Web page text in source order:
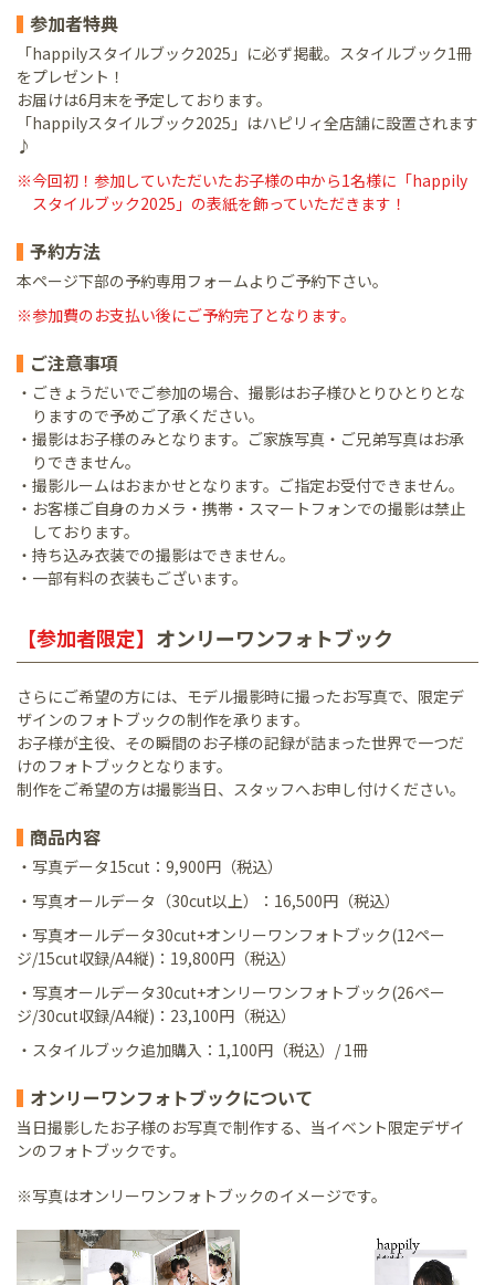
参加者特典
「happilyスタイルブック2025」に必ず掲載。スタイルブック1冊
をプレゼント！
お届けは6月末を予定しております。
「happilyスタイルブック2025」はハピリィ全店舗に設置されます
♪
※今回初！参加していただいたお子様の中から1名様に「happily
スタイルブック2025」の表紙を飾っていただきます！
予約方法
本ページ下部の予約専用フォームよりご予約下さい。
※参加費のお支払い後にご予約完了となります。
ご注意事項
・ごきょうだいでご参加の場合、撮影はお子様ひとりひとりとな
りますので予めご了承ください。
・撮影はお子様のみとなります。ご家族写真・ご兄弟写真はお承
りできません。
・撮影ルームはおまかせとなります。ご指定お受付できません。
・お客様ご自身のカメラ・携帯・スマートフォンでの撮影は禁止
しております。
・持ち込み衣装での撮影はできません。
・一部有料の衣装もございます。
【参加者限定】 オンリーワンフォトブック
さらにご希望の方には、モデル撮影時に撮ったお写真で、限定デ
ザインのフォトブックの制作を承ります。
お子様が主役、その瞬間のお子様の記録が詰まった世界で一つだ
けのフォトブックとなります。
制作をご希望の方は撮影当日、スタッフへお申し付けください。
商品内容
・写真データ15cut： 9,900円（税込）
・写真オールデータ（30cut以上）： 16,500円（税込）
・写真オールデータ30cut+オンリーワンフォトブック(12ペー
ジ/15cut収録/A4縦)： 19,800円（税込）
・写真オールデータ30cut+オンリーワンフォトブック(26ペー
ジ/30cut収録/A4縦)： 23,100円（税込）
・スタイルブック追加購入： 1,100円（税込）/ 1冊
オンリーワンフォトブックについて
当日撮影したお子様のお写真で制作する、当イベント限定デザイ
ンのフォトブックです。
※写真はオンリーワンフォトブックのイメージです。